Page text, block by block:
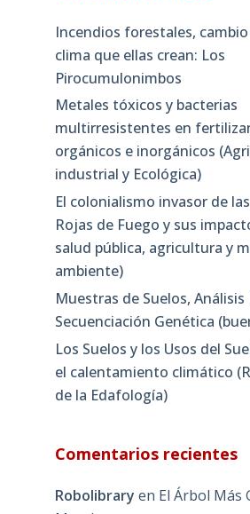
Incendios forestales,
clima que ellas crean: Los
Pirocumulonimbos
Metales tóxicos y bacterias
multirresistentes en
orgánicos e inorgánicos
industrial y Ecológica)
El colonialismo invasor de
Rojas de Fuego y sus
salud pública, agricultura y
ambiente)
Muestras de Suelos,
Secuenciación Genética
Los Suelos y los Usos del
el calentamiento climático
de la Edafología)
Comentarios recientes
Robolibrary en El Árbol Más